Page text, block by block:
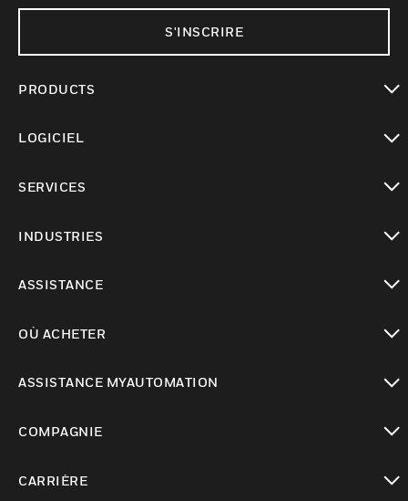
S'INSCRIRE
PRODUCTS
LOGICIEL
SERVICES
INDUSTRIES
ASSISTANCE
OÙ ACHETER
ASSISTANCE MYAUTOMATION
COMPAGNIE
CARRIÈRE